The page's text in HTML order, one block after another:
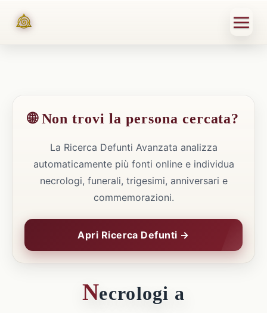
🌐 Non trovi la persona cercata?
La Ricerca Defunti Avanzata analizza
automaticamente più fonti online e individua
necrologi, funerali, trigesimi, anniversari e
commemorazioni.
Apri Ricerca Defunti →
Necrologi a